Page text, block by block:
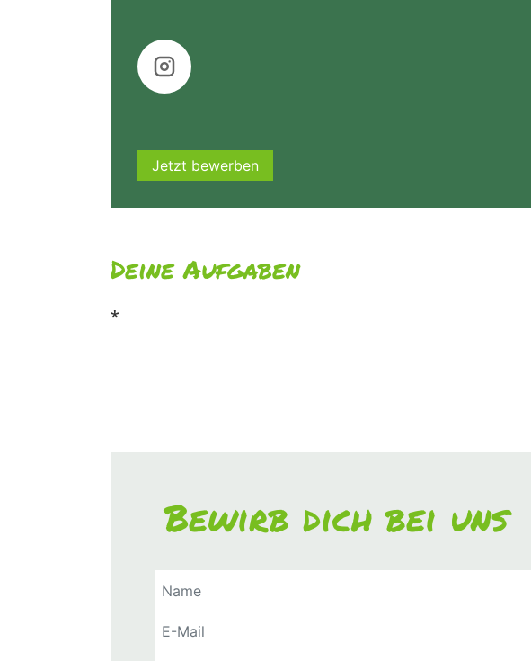
Jetzt bewerben
Deine Aufgaben
*
Bewirb dich bei uns